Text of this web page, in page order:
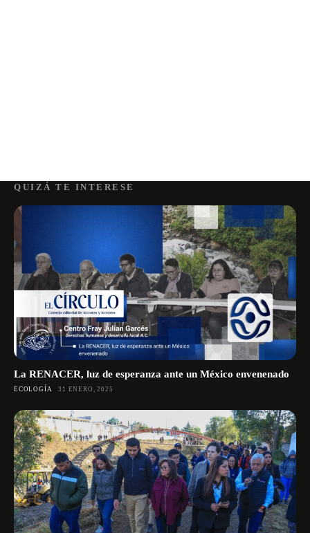
QUIZÁ TE INTERESE
La RENACER, luz de esperanza ante un México envenenado
ECOLOGÍA 31 ENERO, 2025